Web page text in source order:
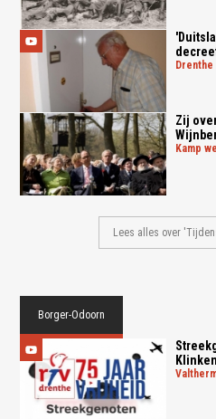
drenthe
Zij
kamp
Lees alles over
Borger-Odoorn